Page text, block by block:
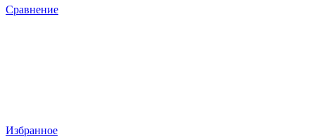
Сравнение
Избранное